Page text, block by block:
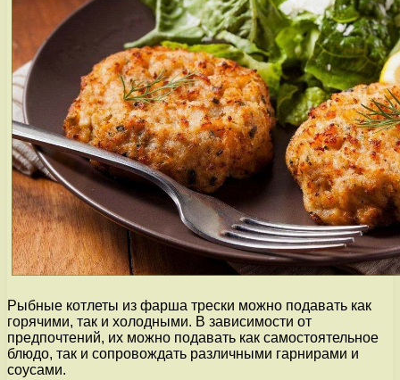
Рыбные котлеты из фарша трески можно подавать как
горячими, так и холодными. В зависимости от
предпочтений, их можно подавать как самостоятельное
блюдо, так и сопровождать различными гарнирами и
соусами.